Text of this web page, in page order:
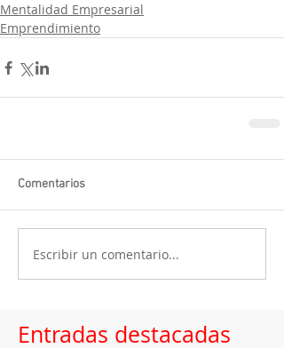
Entradas destacadas
Mentalidad Empresarial
Emprendimiento
Comentarios
Escribir un comentario...